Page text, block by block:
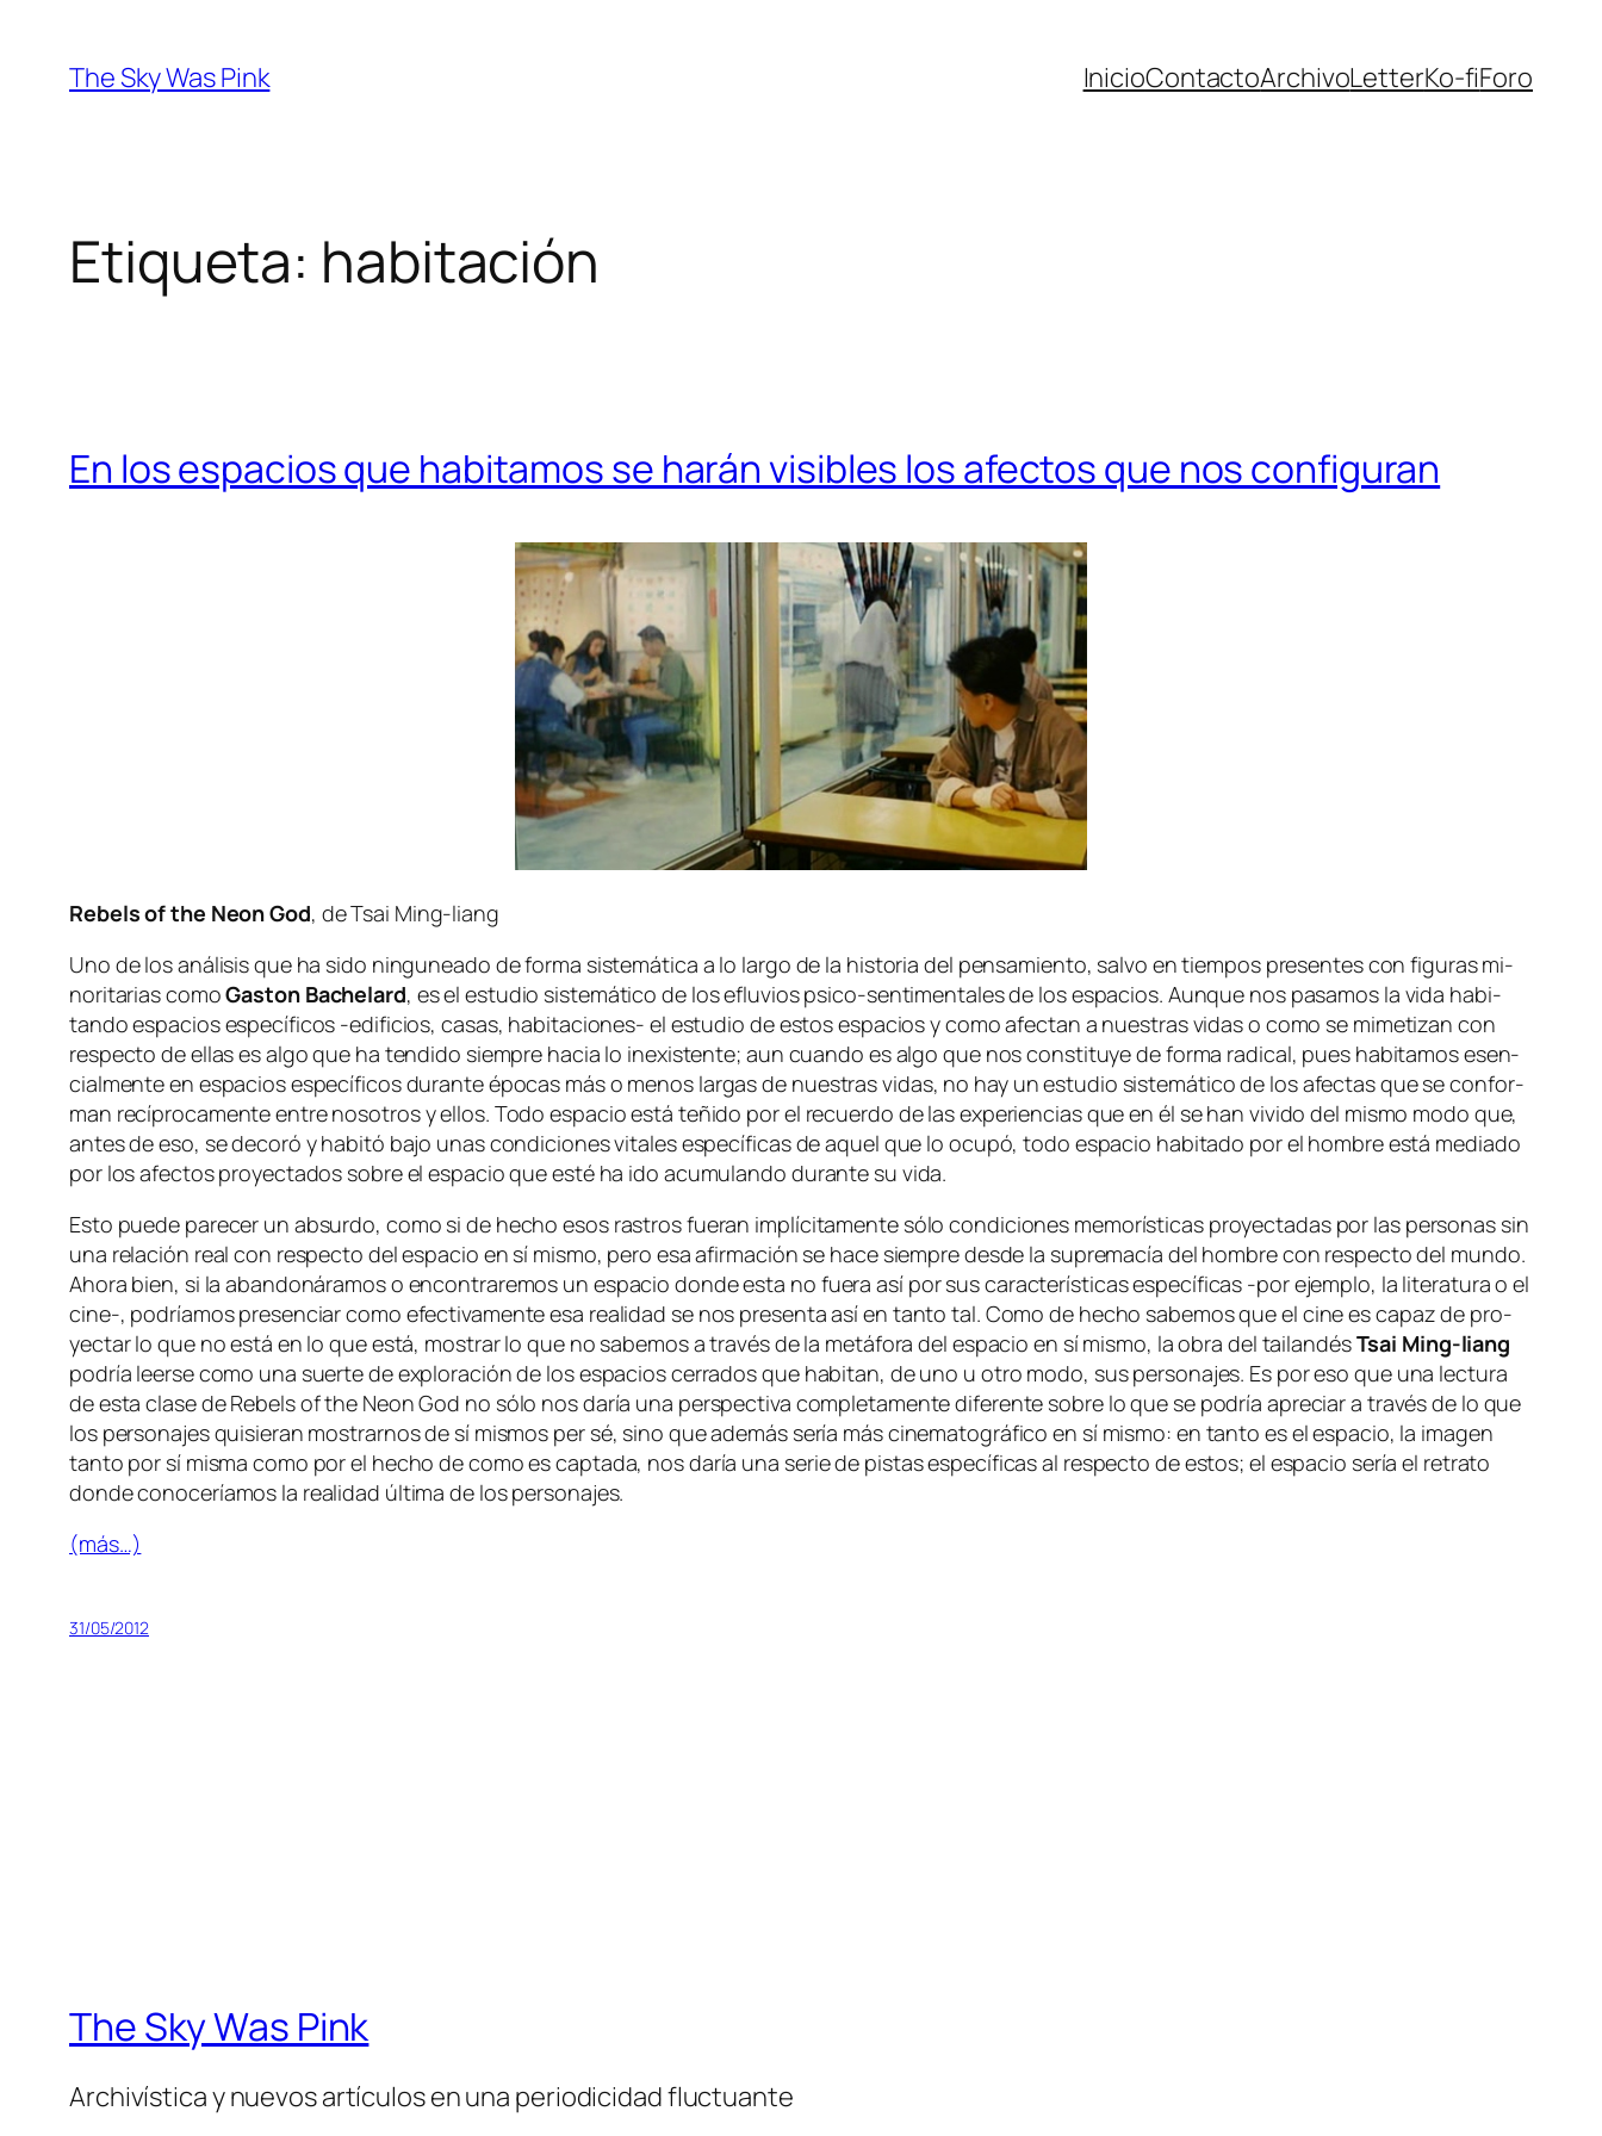
contenido
The Sky Was Pink InicioContactoArchivoLetterKo-fiForo
Etiqueta: habitación
En los espacios que habitamos se harán visibles los afectos que nos configuran
Rebels of the Neon God, de Tsai Ming-liang
Uno de los aná­li­sis que ha si­do nin­gu­nea­do de for­ma sis­te­má­ti­ca a lo lar­go de la his­to­ria del pen­sa­mien­to, sal­vo en tiem­pos pre­sen­tes con fi­gu­ras mi­
no­ri­ta­rias co­moGaston Bachelard, es el es­tu­dio sis­te­má­ti­co de los eflu­vios psico-sentimentales de los es­pa­cios. Aunque nos pa­sa­mos la vi­da ha­bi­
tan­do es­pa­cios es­pe­cí­fi­cos ‑edi­fi­cios, ca­sas, habitaciones- el es­tu­dio de es­tos es­pa­cios y co­mo afec­tan a nues­tras vi­das o co­mo se mi­me­ti­zan con
res­pec­to de ellas es al­go que ha ten­di­do siem­pre ha­cia lo in­exis­ten­te; aun cuan­do es al­go que nos cons­ti­tu­ye de for­ma ra­di­cal, pues ha­bi­ta­mos esen­
cial­men­te en es­pa­cios es­pe­cí­fi­cos du­ran­te épo­cas más o me­nos lar­gas de nues­tras vi­das, no hay un es­tu­dio sis­te­má­ti­co de los afec­tas que se con­for­
man re­cí­pro­ca­men­te en­tre no­so­tros y ellos. Todo es­pa­cio es­tá te­ñi­do por el re­cuer­do de las ex­pe­rien­cias que en él se han vi­vi­do del mis­mo mo­do que,
an­tes de eso, se de­co­ró y ha­bi­tó ba­jo unas con­di­cio­nes vi­ta­les es­pe­cí­fi­cas de aquel que lo ocu­pó, to­do es­pa­cio ha­bi­ta­do por el hom­bre es­tá me­dia­do
por los afec­tos pro­yec­ta­dos so­bre el es­pa­cio que es­té ha ido acu­mu­lan­do du­ran­te su vida.
Esto pue­de pa­re­cer un ab­sur­do, co­mo si de he­cho esos ras­tros fue­ran im­plí­ci­ta­men­te só­lo con­di­cio­nes me­mo­rís­ti­cas pro­yec­ta­das por las per­so­nas sin
una re­la­ción real con res­pec­to del es­pa­cio en sí mis­mo, pe­ro esa afir­ma­ción se ha­ce siem­pre des­de la su­pre­ma­cía del hom­bre con res­pec­to del mun­do.
Ahora bien, si la aban­do­ná­ra­mos o en­con­tra­re­mos un es­pa­cio don­de es­ta no fue­ra así por sus ca­rac­te­rís­ti­cas es­pe­cí­fi­cas ‑por ejem­plo, la li­te­ra­tu­ra o el
cine‑, po­dría­mos pre­sen­ciar co­mo efec­ti­va­men­te esa reali­dad se nos pre­sen­ta así en tan­to tal. Como de he­cho sa­be­mos que el ci­ne es ca­paz de pro­
yec­tar lo que no es­tá en lo que es­tá, mos­trar lo que no sa­be­mos a tra­vés de la me­tá­fo­ra del es­pa­cio en sí mis­mo, la obra del tai­lan­désTsai Ming-liang
po­dría leer­se co­mo una suer­te de ex­plo­ra­ción de los es­pa­cios ce­rra­dos que ha­bi­tan, de uno u otro mo­do, sus per­so­na­jes. Es por eso que una lec­tu­ra
de es­ta cla­se deRebels of the Neon God no só­lo nos da­ría una pers­pec­ti­va com­ple­ta­men­te di­fe­ren­te so­bre lo que se po­dría apre­ciar a tra­vés de lo que
los per­so­na­jes qui­sie­ran mos­trar­nos de sí mis­mos per sé, sino que ade­más se­ría más ci­ne­ma­to­grá­fi­co en sí mis­mo: en tan­to es el es­pa­cio, la ima­gen
tan­to por sí mis­ma co­mo por el he­cho de co­mo es cap­ta­da, nos da­ría una se­rie de pis­tas es­pe­cí­fi­cas al res­pec­to de es­tos; el es­pa­cio se­ría el re­tra­to
don­de co­no­ce­ría­mos la reali­dad úl­ti­ma de los personajes.
(más…)
31/05/2012
The Sky Was Pink
Archivística y nuevos artículos en una periodicidad fluctuante